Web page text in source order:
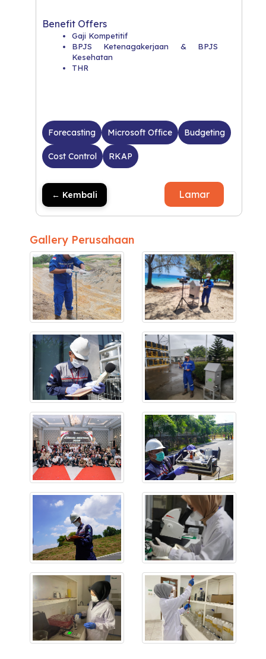
Benefit Offers
Gaji Kompetitif
BPJS Ketenagakerjaan & BPJS
Kesehatan
THR
Forecasting Microsoft Office Budgeting
Cost Control RKAP
← Kembali Lamar
Gallery Perusahaan